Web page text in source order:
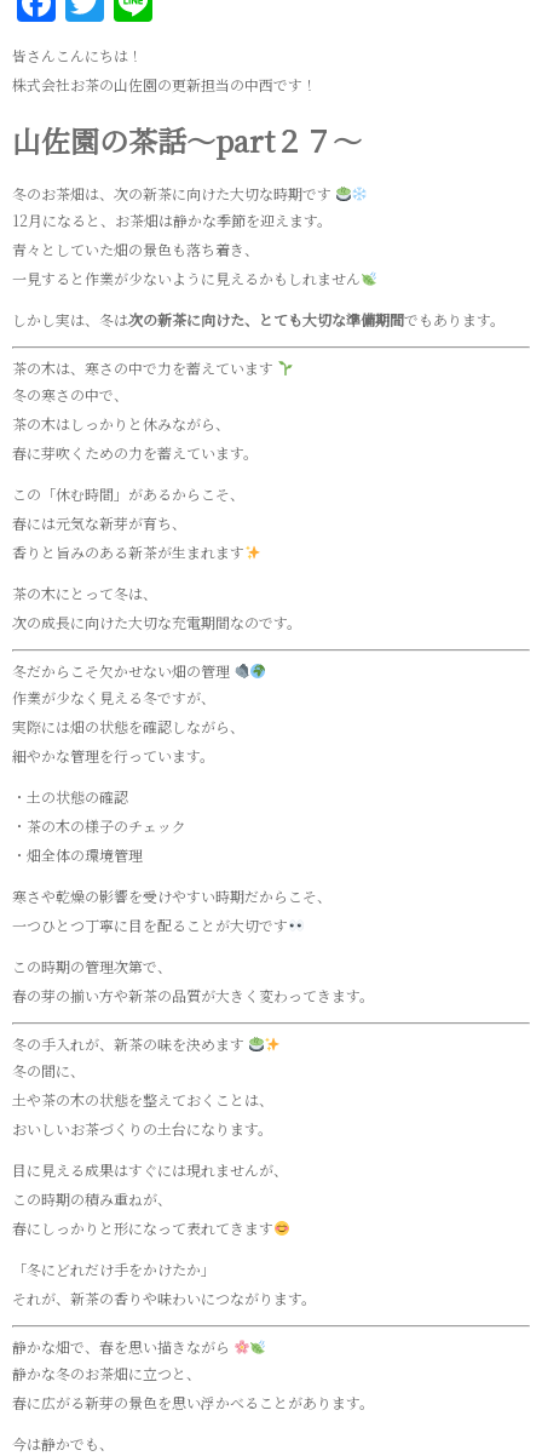
皆さんこんにちは！
株式会社お茶の山佐園の更新担当の中西です！
山佐園の茶話～part２７～
冬のお茶畑は、次の新茶に向けた大切な時期です
12月になると、お茶畑は静かな季節を迎えます。
青々としていた畑の景色も落ち着き、
一見すると作業が少ないように見えるかもしれません
しかし実は、冬は次の新茶に向けた、とても大切な準備期間でもあります。
茶の木は、寒さの中で力を蓄えています
冬の寒さの中で、
茶の木はしっかりと休みながら、
春に芽吹くための力を蓄えています。
この「休む時間」があるからこそ、
春には元気な新芽が育ち、
香りと旨みのある新茶が生まれます
茶の木にとって冬は、
次の成長に向けた大切な充電期間なのです。
冬だからこそ欠かせない畑の管理
作業が少なく見える冬ですが、
実際には畑の状態を確認しながら、
細やかな管理を行っています。
・土の状態の確認
・茶の木の様子のチェック
・畑全体の環境管理
寒さや乾燥の影響を受けやすい時期だからこそ、
一つひとつ丁寧に目を配ることが大切です
この時期の管理次第で、
春の芽の揃い方や新茶の品質が大きく変わってきます。
冬の手入れが、新茶の味を決めます
冬の間に、
土や茶の木の状態を整えておくことは、
おいしいお茶づくりの土台になります。
目に見える成果はすぐには現れませんが、
この時期の積み重ねが、
春にしっかりと形になって表れてきます
「冬にどれだけ手をかけたか」
それが、新茶の香りや味わいにつながります。
静かな畑で、春を思い描きながら
静かな冬のお茶畑に立つと、
春に広がる新芽の景色を思い浮かべることがあります。
今は静かでも、